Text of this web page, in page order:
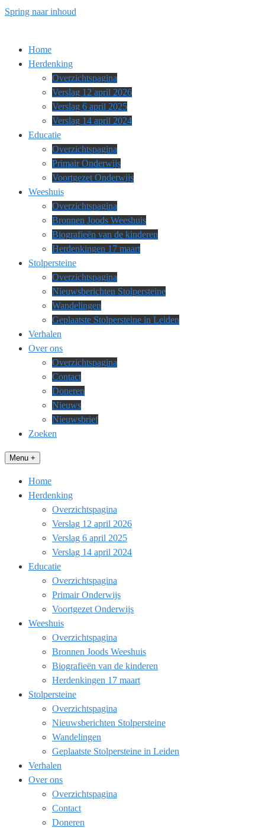
Spring naar inhoud
Home
Herdenking
Overzichtspagina
Verslag 12 april 2026
Verslag 6 april 2025
Verslag 14 april 2024
Educatie
Overzichtspagina
Primair Onderwijs
Voortgezet Onderwijs
Weeshuis
Overzichtspagina
Bronnen Joods Weeshuis
Biografieën van de kinderen
Herdenkingen 17 maart
Stolpersteine
Overzichtspagina
Nieuwsberichten Stolpersteine
Wandelingen
Geplaatste Stolpersteine in Leiden
Verhalen
Over ons
Overzichtspagina
Contact
Doneren
Nieuws
Nieuwsbrief
Zoeken
Menu +
Home
Herdenking
Overzichtspagina
Verslag 12 april 2026
Verslag 6 april 2025
Verslag 14 april 2024
Educatie
Overzichtspagina
Primair Onderwijs
Voortgezet Onderwijs
Weeshuis
Overzichtspagina
Bronnen Joods Weeshuis
Biografieën van de kinderen
Herdenkingen 17 maart
Stolpersteine
Overzichtspagina
Nieuwsberichten Stolpersteine
Wandelingen
Geplaatste Stolpersteine in Leiden
Verhalen
Over ons
Overzichtspagina
Contact
Doneren